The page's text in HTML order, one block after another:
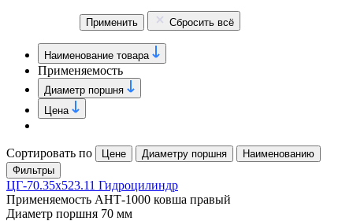
Применить Сбросить всё
Наименование товара
Применяемость
Диаметр поршня
Цена
Сортировать по Цене Диаметру поршня
Наименованию
Фильтры
ЦГ-70.35х523.11 Гидроцилиндр
Применяемость АНТ-1000 ковша правый
Диаметр поршня 70 мм